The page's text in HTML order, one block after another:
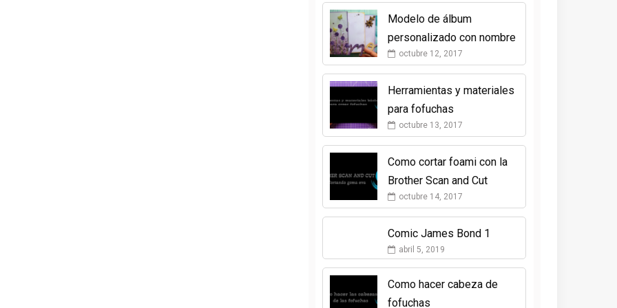
Modelo de álbum
personalizado con nombre
octubre 12, 2017
Herramientas y materiales
para fofuchas
octubre 13, 2017
Como cortar foami con la
Brother Scan and Cut
octubre 14, 2017
Comic James Bond 1
abril 5, 2019
Como hacer cabeza de
fofuchas